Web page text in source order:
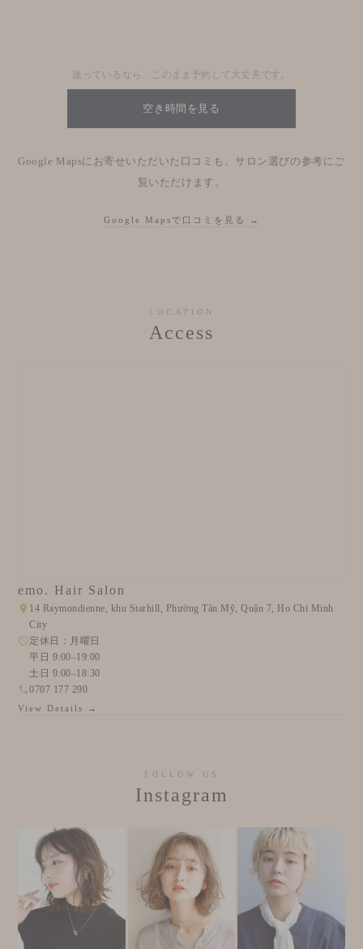
迷っているなら、このまま予約して大丈夫です。
空き時間を見る
Google Mapsにお寄せいただいた口コミも、サロン選びの参考にご
覧いただけます。
Google Mapsで口コミを見る →
LOCATION
Access
emo. Hair Salon
14 Raymondienne, khu Starhill, Phường Tân Mỹ, Quận 7, Ho Chi Minh
City
定休日：月曜日
平日 9:00–19:00
土日 9:00–18:30
0707 177 290
View Details →
FOLLOW US
Instagram